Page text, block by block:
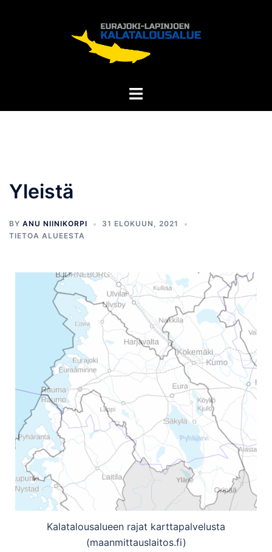
Yleistä
BY ANU NIINIKORPI
31 ELOKUUN, 2021
TIETOA ALUEESTA
Kalatalousalueen rajat karttapalvelusta
(maanmittauslaitos.fi)